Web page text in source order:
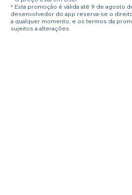
* Esta promoção é válida até 9 de agosto
desenvolvedor do app reserva-se o
a qualquer momento, e os termos da
sujeitos a alterações.